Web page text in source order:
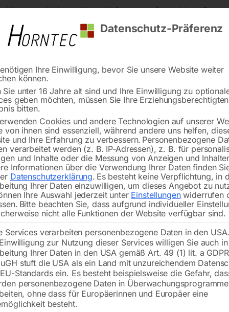
Kärnten Markenqualität Lieferung nach Österreich und
Reinigung
Kompressor Airprofi 903/500/15 H Silent
🔍
Für die professionelle und
Arbeitsumgebung benötigt wird
€6.180,00
inkl. MwSt. zzgl.Versandkosten
Lieferzeit:
ca. 5 - 10 Werktage
Datenschutz-Präferenz
Ihre Einwilligung, bevor Sie unsere Website weiter
können.
Sie unter 16 Jahre alt sind und Ihre Einwilligung zu
geben möchten, müssen Sie Ihre
bitten.
Cookies und andere Technologien auf unserer
von ihnen sind essenziell, während andere uns helfen,
und Ihre Erfahrung zu verbessern. Personenbezogene
verarbeitet werden (z. B. IP-Adressen), z. B. für
und Inhalte oder die Messung von Anzeigen und
Informationen über die Verwendung Ihrer Daten finden
Datenschutzerklärung. Es besteht keine Verpflichtung, in
Ihrer Daten einzuwilligen, um dieses Angebot zu
Ihre Auswahl jederzeit unter Einstellungenwiderrufen
Bitte beachten Sie, dass aufgrund individueller
nicht alle Funktionen der Website verfügbar sind.
Services verarbeiten personenbezogene Daten in den
zur Nutzung dieser Services willigen Sie auch
Ihrer Daten in den USA gemäß Art. 49 (1) lit. a
stuft die USA als ein Land mit unzureichendem
Standards ein. Es besteht beispielsweise die Gefahr,
personenbezogene Daten in
ohne dass für Europäerinnen und Europäer eine
besteht.